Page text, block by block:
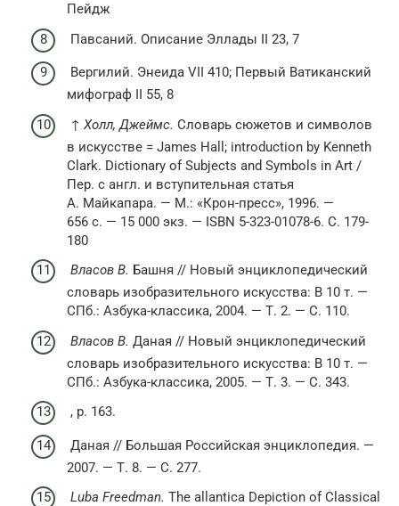
Пейдж
Павсаний. Описание Эллады II 23, 7
Вергилий. Энеида VII 410; Первый Ватиканский
мифограф II 55, 8
↑ Холл, Джеймс. Словарь сюжетов и символов
в искусстве = James Hall; introduction by Kenneth
Clark. Dictionary of Subjects and Symbols in Art /
Пер. с англ. и вступительная статья
А. Майкапара. — М.: «Крон-пресс», 1996. —
656 с. — 15 000 экз. — ISBN 5-323-01078-6. С. 179-
180
Власов В. Башня // Новый энциклопедический
словарь изобразительного искусства: В 10 т. —
СПб.: Азбука-классика, 2004. — Т. 2. — С. 110.
Власов В. Даная // Новый энциклопедический
словарь изобразительного искусства: В 10 т. —
СПб.: Азбука-классика, 2005. — Т. 3. — С. 343.
, p. 163.
Даная // Большая Российская энциклопедия. —
2007. — Т. 8. — С. 277.
Luba Freedman. The allantica Depiction of Classical